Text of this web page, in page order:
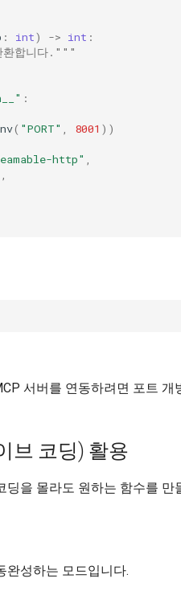
: int) -> int :
합니다."""
:
( "PORT" , 8001 ))
http" ,
,
서버를 연동하려면 포트
브 코딩) 활용
딩을 몰라도 원하는 함수를 만
완성하는 모드입니다.